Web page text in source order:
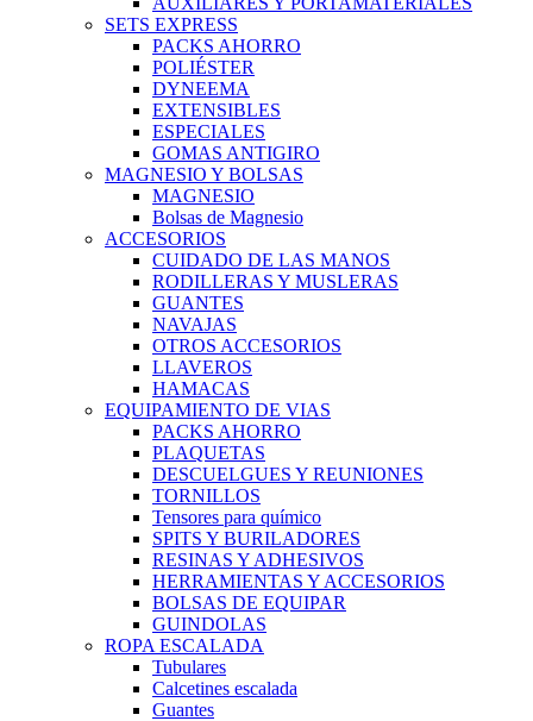
SETS EXPRESS
PACKS AHORRO
POLIÉSTER
DYNEEMA
EXTENSIBLES
ESPECIALES
GOMAS ANTIGIRO
MAGNESIO Y BOLSAS
MAGNESIO
Bolsas de Magnesio
ACCESORIOS
CUIDADO DE LAS MANOS
RODILLERAS Y MUSLERAS
GUANTES
NAVAJAS
OTROS ACCESORIOS
LLAVEROS
HAMACAS
EQUIPAMIENTO DE VIAS
PACKS AHORRO
PLAQUETAS
DESCUELGUES Y REUNIONES
TORNILLOS
Tensores para químico
SPITS Y BURILADORES
RESINAS Y ADHESIVOS
HERRAMIENTAS Y ACCESORIOS
BOLSAS DE EQUIPAR
GUINDOLAS
ROPA ESCALADA
Tubulares
Calcetines escalada
Guantes